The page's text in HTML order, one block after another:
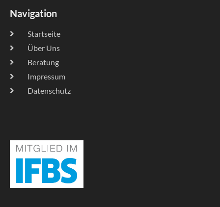
Navigation
Startseite
Über Uns
Beratung
Impressum
Datenschutz